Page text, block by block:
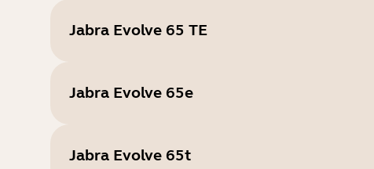
Jabra Evolve 65 TE
Jabra Evolve 65e
Jabra Evolve 65t